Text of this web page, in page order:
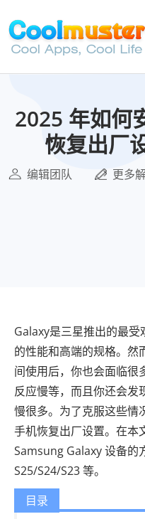
2025 年如何
恢复出厂
编辑团队 更多
Galaxy是三星推出的最
的性能和高端的规格。然
间使用后，你也会面临很
反应慢等，而且你还会发
慢很多。为了克服这些情
手机恢复出厂设置。在本
Samsung Galaxy 设备的
S25/S24/S23 等。
目录